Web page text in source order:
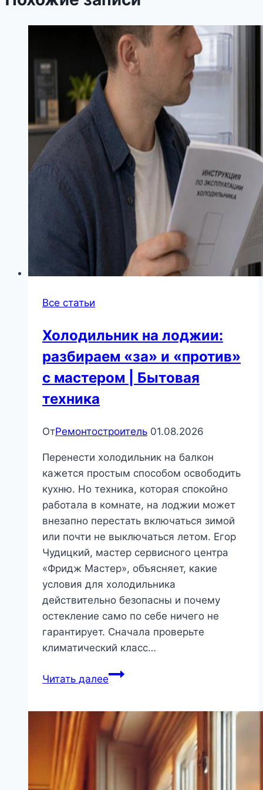
Все статьи
Холодильник на лоджии:
разбираем «за» и «против»
с мастером | Бытовая
техника
ОтРемонтостроитель 01.08.2026
Перенести холодильник на балкон
кажется простым способом освободить
кухню. Но техника, которая спокойно
работала в комнате, на лоджии может
внезапно перестать включаться зимой
или почти не выключаться летом. Егор
Чудицкий, мастер сервисного центра
«Фридж Мастер», объясняет, какие
условия для холодильника
действительно безопасны и почему
остекление само по себе ничего не
гарантирует. Сначала проверьте
климатический класс…
Читать далееХолодильник
разбираем
«за»